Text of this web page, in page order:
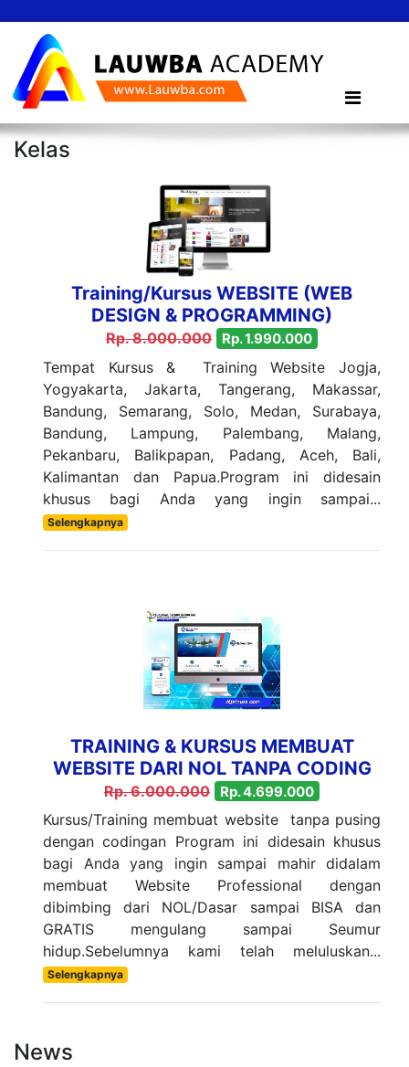
Kelas
Training/Kursus WEBSITE (WEB
DESIGN & PROGRAMMING)
Rp. 8.000.000 Rp. 1.990.000
Tempat Kursus & Training Website Jogja,
Yogyakarta, Jakarta, Tangerang, Makassar,
Bandung, Semarang, Solo, Medan, Surabaya,
Bandung, Lampung, Palembang, Malang,
Pekanbaru, Balikpapan, Padang, Aceh, Bali,
Kalimantan dan Papua.Program ini didesain
khusus bagi Anda yang ingin sampai...
Selengkapnya
TRAINING & KURSUS MEMBUAT
WEBSITE DARI NOL TANPA CODING
Rp. 6.000.000 Rp. 4.699.000
Kursus/Training membuat website tanpa pusing
dengan codingan Program ini didesain khusus
bagi Anda yang ingin sampai mahir didalam
membuat Website Professional dengan
dibimbing dari NOL/Dasar sampai BISA dan
GRATIS mengulang sampai Seumur
hidup.Sebelumnya kami telah meluluskan...
Selengkapnya
News